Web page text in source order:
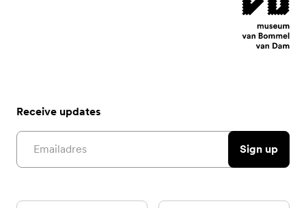
Receive updates
Email address
Sign up